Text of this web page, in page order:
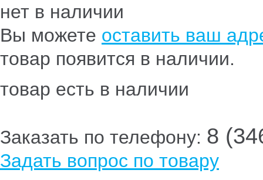
нет в наличии
Вы можете оставить ваш
товар появится в наличии.
товар есть в наличии
Заказать по телефону: 8
Задать вопрос по товару